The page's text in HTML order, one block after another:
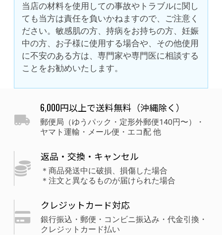
当店の材料を使用しての事故やトラブルに関し
ても当方は責任を負いかねますので、ご注意く
ださい。敏感肌の方、持病をお持ちの方、妊娠
中の方、お子様に使用する場合や、その他使用
に不安のある方は、専門家や専門医に相談する
ことをお勧めいたします。
6,000円以上で送料無料（沖縄除く）
郵便局（ゆうパック・定形外郵便140円〜）・
ヤマト運輸・メール便・エコ配 他
返品・交換・キャンセル
＊商品発送中に破損、損傷した場合
＊注文と異なるものが届けられた場合
クレジットカード対応
銀行振込・郵便・コンビニ振込み・代金引換・
クレジットカード払い